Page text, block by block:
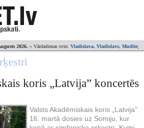
2026. » Vārdadienas svin: Vladislava, Vladislavs, Mudīte;
koris „Latvija” koncertēs
Valsts Akadēmiskais koris „Latvija”
16. martā dosies uz Somiju, kur